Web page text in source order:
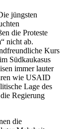
jüngsten
die Proteste
nicht ab.
Kurs
Südkaukasus
immer lauter
wie USAID
Lage des
Regierung
die